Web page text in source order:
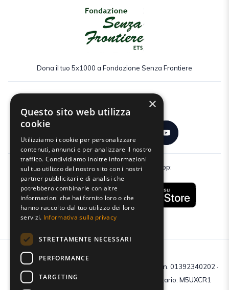
Dona il tuo 5x1000 a Fondazione Senza Frontiere
Scarica gratuitamente la nostra app:
C.F e P.IVA: 01392340202 · Reg.Imp. di Mantova: n. 01392340202 ·
Capitale sociale € 210.400 i.v. · Codice destinatario: M5UXCR1
×
Questo sito web utilizza
cookie
Utilizziamo i cookie per personalizzare
contenuti, annunci e per analizzare il nostro
traffico. Condividiamo inoltre informazioni
sul tuo utilizzo del nostro sito con i nostri
partner pubblicitari e di analisi che
potrebbero combinarle con altre
informazioni che hai fornito loro o che
hanno raccolto dal tuo utilizzo dei loro
servizi. Informativa sulla privacy
STRETTAMENTE NECESSARI
PERFORMANCE
TARGETING